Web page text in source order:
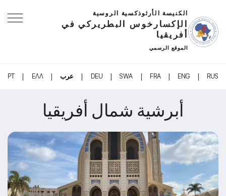
الكنيسة الأرثوذكسية الروسية
الإكسارخوس البطريركي في
أفريقيا
الموقع الرسمي
RUS
|
ENG
|
FRA
|
SWA
|
DEU
| عرب |
ΕΛΛ
|
PT
أبرشية شمال أفريقيا